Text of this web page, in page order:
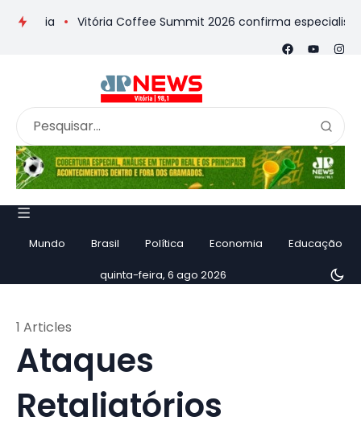
Vitória Coffee Summit 2026 confirma especialistas
Mundo Brasil Política Economia Educação
quinta-feira, 6 ago 2026
Ataques
Retaliatórios
1 Articles